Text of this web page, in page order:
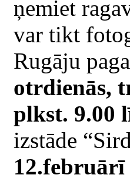
ņemiet
var tikt
Rugāju
otrdienās,
plkst. 9.00
izstāde
12.februārī